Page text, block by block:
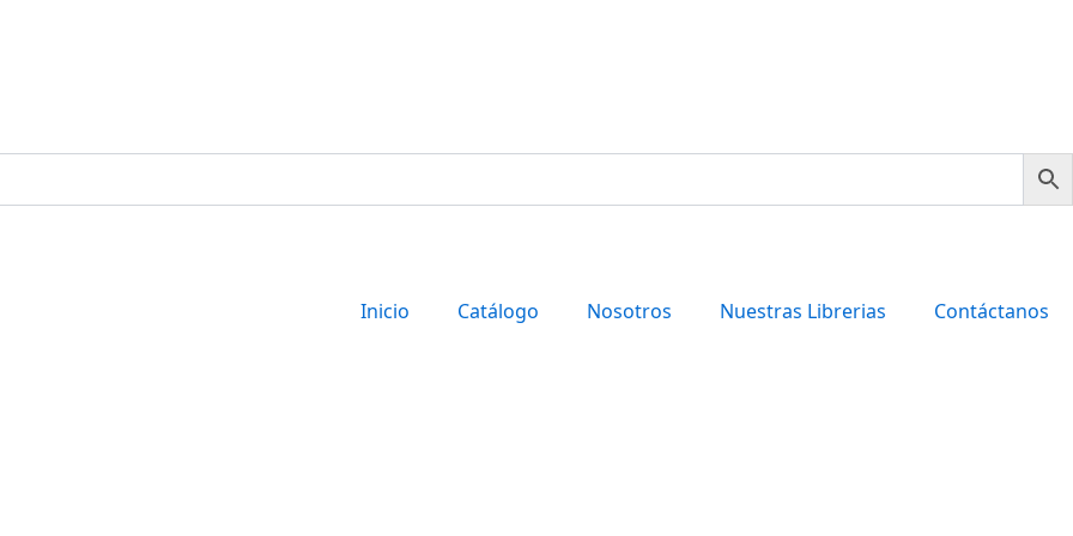
Inicio Catálogo Nosotros Nuestras Librerias Contáctanos